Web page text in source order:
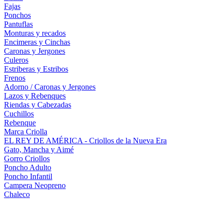
Fajas
Ponchos
Pantuflas
Monturas y recados
Encimeras y Cinchas
Caronas y Jergones
Culeros
Estriberas y Estribos
Frenos
Adorno / Caronas y Jergones
Lazos y Rebenques
Riendas y Cabezadas
Cuchillos
Rebenque
Marca Criolla
EL REY DE AMÉRICA - Criollos de la Nueva Era
Gato, Mancha y Aimé
Gorro Criollos
Poncho Adulto
Poncho Infantil
Campera Neopreno
Chaleco